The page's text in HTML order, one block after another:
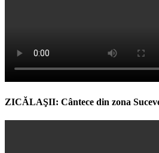
ZICĂLAŞII: Cântece din zona